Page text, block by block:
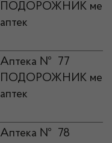
ПОДОРОЖНИК
аптек
Аптека № 77
ПОДОРОЖНИК
аптек
Аптека № 78